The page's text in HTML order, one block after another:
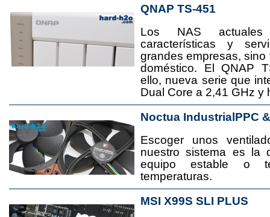
QNAP TS-451
Los NAS
características y
grandes empresas,
doméstico. El QNAP
ello, nueva serie que
Dual Core a 2,41 GHz y
Noctua IndustrialPPC
Escoger unos
nuestro sistema es la
equipo estable o
temperaturas.
MSI X99S SLI PLUS